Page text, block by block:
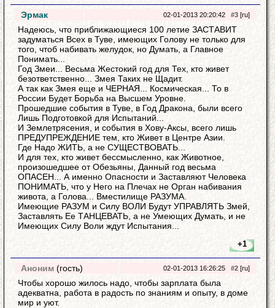
Эрмак 02-01-2013 20:20:42 #3 [ru]
Надеюсь, что приближающиеся 100 летие ЗАСТАВИТ
задуматься Всех в Туве, имеющих Голову не только для
того, чтоб набивать желудок, но Думать, а Главное
Понимать...
Год Змеи... Весьма Жестокий год для Тех, кто живет
безответственно... Змея Таких не Щадит.
А так как Змея еще и ЧЕРНАЯ... Космическая... То в
России Будет Борьба на Высшем Уровне.
Прошедшие события в Туве, в Год Дракона, были всего
Лишь Подготовкой для Испытаний...
И Землетрясения, и события в Хову-Аксы, всего лишь
ПРЕДУПРЕЖДЕНИЕ тем, кто Живет в Центре Азии.
Где Надо ЖИТЬ, а не СУЩЕСТВОВАТЬ...
И для тех, кто живет бессмысленно, как Животное,
произошедшее от Обезьяны, Данный год весьма
ОПАСЕН... А именно Опасности и Заставляют Человека
ПОНИМАТЬ, что у Него на Плечах не Орган набивания
живота, а Голова... Вместилище РАЗУМА.
Имеющие РАЗУМ и Силу ВОЛИ Будут УПРАВЛЯТЬ Змей,
Заставлять Ее ТАНЦЕВАТЬ, а не Умеющих Думать, и не
Имеющих Силу Воли ждут Испытания...
+1
Аноним (гость) 02-01-2013 16:26:25 #2 [ru]
Чтобы хорошо жилось надо, чтобы зарплата была
адекватна, работа в радость по знаниям и опыту, в доме
мир и уют.